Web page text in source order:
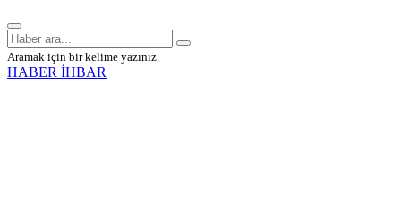
Aramak için bir kelime yazınız.
HABER İHBAR